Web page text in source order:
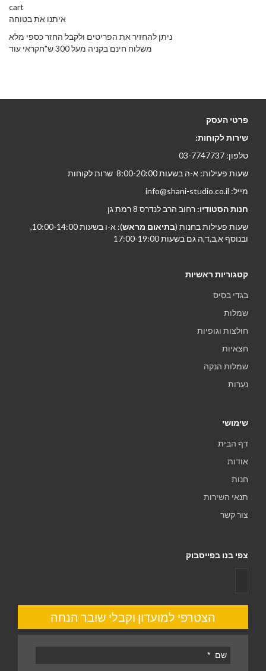
cart
איתנו את בטוחה
ניתן להחזיר את הפריטים ולקבל החזר כספי מלא
משלוח חינם בקניה מעל 300 ש"חקראי עוד
פרטי העסק
שירות לקוחות:
טלפון: 03-7747737
שעות פעילות: א-ה בשעות 8:00-20:00 שרות לקוחות
מייל: info@shani-studio.co.il
חנות הסטודיו: רחוב הרב לנדרס 8 רמת גן
שעות פעילות בחנות (בתיאום מראש
): א-ו בשעות 10:00-14:00,
ובנוסף א,ב,ד,ה גם בשעות 17:00-19:00
קטגוריות ראשיות
בגדי בסיס
שמלות
חולצות וגופיות
חצאיות
שמלות הנקה
נערות
שימושי
דף הבית
אודות
חנות
תנאי השירות
צור קשר
צפי בנו בפייסבוק
הצטרפי למועדון וקבלי שובר הנחה